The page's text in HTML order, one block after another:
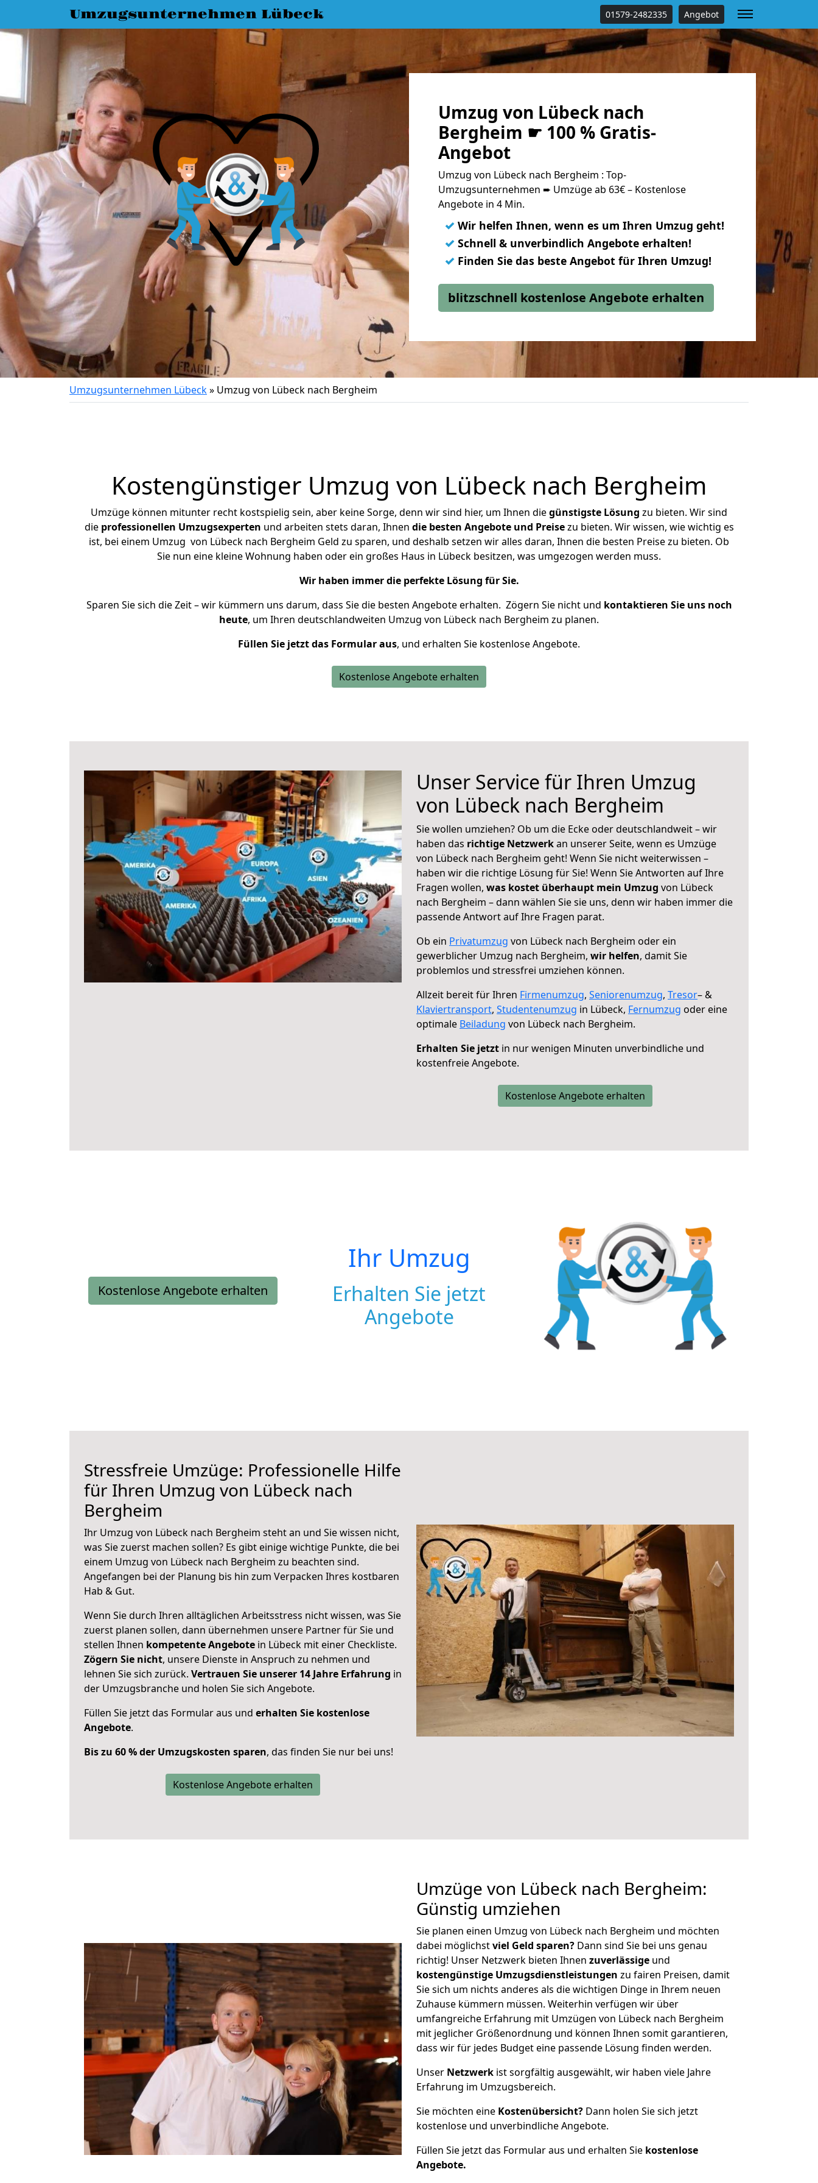
Umzugsunternehmen Lübeck 01579-2482335 Angebot
Umzug von Lübeck nach
Bergheim ☛ 100 % Gratis-
Angebot
Umzug von Lübeck nach Bergheim : Top-
Umzugsunternehmen ➨ Umzüge ab 63€ – Kostenlose
Angebote in 4 Min.
✓ Wir helfen Ihnen, wenn es um Ihren Umzug geht!
✓ Schnell & unverbindlich Angebote erhalten!
✓ Finden Sie das beste Angebot für Ihren Umzug!
blitzschnell kostenlose Angebote erhalten
Umzugsunternehmen Lübeck» Umzug von Lübeck nach Bergheim
Kostengünstiger Umzug von Lübeck nach Bergheim
Umzüge können mitunter recht kostspielig sein, aber keine Sorge, denn wir sind hier, um Ihnen diegünstigste Lösung zu bieten. Wir sind
die professionellen Umzugsexperten und arbeiten stets daran, Ihnen die besten Angebote und Preisezu bieten. Wir wissen, wie wichtig es
ist, bei einem Umzug von Lübeck nach Bergheim Geld zu sparen, und deshalb setzen wir alles daran, Ihnen die besten Preise zu bieten. Ob
Sie nun eine kleine Wohnung haben oder ein großes Haus in Lübeck besitzen, was umgezogen werden muss.
Wir haben immer die perfekte Lösung für Sie.
Sparen Sie sich die Zeit – wir kümmern uns darum, dass Sie die besten Angebote erhalten. Zögern Sie nicht und kontaktieren Sie uns noch
heute, um Ihren deutschlandweiten Umzug von Lübeck nach Bergheim zu planen.
Füllen Sie jetzt das Formular aus, und erhalten Sie kostenlose Angebote.
Kostenlose Angebote erhalten
Unser Service für Ihren Umzug
von Lübeck nach Bergheim
Sie wollen umziehen? Ob um die Ecke oder deutschlandweit – wir
haben das richtige Netzwerkan unserer Seite, wenn es Umzüge
von Lübeck nach Bergheim geht! Wenn Sie nicht weiterwissen –
haben wir die richtige Lösung für Sie! Wenn Sie Antworten auf Ihre
Fragen wollen, was kostet überhaupt mein Umzug von Lübeck
nach Bergheim – dann wählen Sie sie uns, denn wir haben immer die
passende Antwort auf Ihre Fragen parat.
Ob ein Privatumzug von Lübeck nach Bergheim oder ein
gewerblicher Umzug nach Bergheim, wir helfen, damit Sie
problemlos und stressfrei umziehen können.
Allzeit bereit für Ihren Firmenumzug, Seniorenumzug, Tresor– &
Klaviertransport, Studentenumzug in Lübeck, Fernumzug oder eine
optimale Beiladung von Lübeck nach Bergheim.
Erhalten Sie jetzt in nur wenigen Minuten unverbindliche und
kostenfreie Angebote.
Kostenlose Angebote erhalten
Kostenlose Angebote erhalten
Ihr Umzug
Erhalten Sie jetzt
Angebote
Stressfreie Umzüge: Professionelle Hilfe
für Ihren Umzug von Lübeck nach
Bergheim
Ihr Umzug von Lübeck nach Bergheim steht an und Sie wissen nicht,
was Sie zuerst machen sollen? Es gibt einige wichtige Punkte, die bei
einem Umzug von Lübeck nach Bergheim zu beachten sind.
Angefangen bei der Planung bis hin zum Verpacken Ihres kostbaren
Hab & Gut.
Wenn Sie durch Ihren alltäglichen Arbeitsstress nicht wissen, was Sie
zuerst planen sollen, dann übernehmen unsere Partner für Sie und
stellen Ihnen kompetente Angebote in Lübeck mit einer Checkliste.
Zögern Sie nicht, unsere Dienste in Anspruch zu nehmen und
lehnen Sie sich zurück. Vertrauen Sie unserer 14 Jahre Erfahrung in
der Umzugsbranche und holen Sie sich Angebote.
Füllen Sie jetzt das Formular aus und erhalten Sie kostenlose
Angebote.
Bis zu 60 % der Umzugskosten sparen, das finden Sie nur bei uns!
Kostenlose Angebote erhalten
Umzüge von Lübeck nach Bergheim:
Günstig umziehen
Sie planen einen Umzug von Lübeck nach Bergheim und möchten
dabei möglichstviel Geld sparen? Dann sind Sie bei uns genau
richtig! Unser Netzwerk bieten Ihnen zuverlässige und
kostengünstige Umzugsdienstleistungen zu fairen Preisen, damit
Sie sich um nichts anderes als die wichtigen Dinge in Ihrem neuen
Zuhause kümmern müssen. Weiterhin verfügen wir über
umfangreiche Erfahrung mit Umzügen von Lübeck nach Bergheim
mit jeglicher Größenordnung und können Ihnen somit garantieren,
dass wir für jedes Budget eine passende Lösung finden werden.
Unser Netzwerk ist sorgfältig ausgewählt, wir haben viele Jahre
Erfahrung im Umzugsbereich.
Sie möchten eine Kostenübersicht? Dann holen Sie sich jetzt
kostenlose und unverbindliche Angebote.
Füllen Sie jetzt das Formular aus und erhalten Sie kostenlose
Angebote.